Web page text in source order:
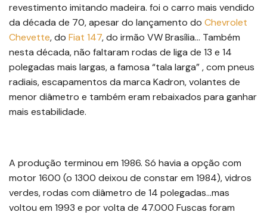
revestimento imitando madeira. foi o carro mais vendido
da década de 70, apesar do lançamento do Chevrolet
Chevette, do Fiat 147, do irmão VW Brasília… Também
nesta década, não faltaram rodas de liga de 13 e 14
polegadas mais largas, a famosa “tala larga” , com pneus
radiais, escapamentos da marca Kadron, volantes de
menor diâmetro e também eram rebaixados para ganhar
mais estabilidade.
A produção terminou em 1986. Só havia a opção com
motor 1600 (o 1300 deixou de constar em 1984), vidros
verdes, rodas com diâmetro de 14 polegadas…mas
voltou em 1993 e por volta de 47.000 Fuscas foram